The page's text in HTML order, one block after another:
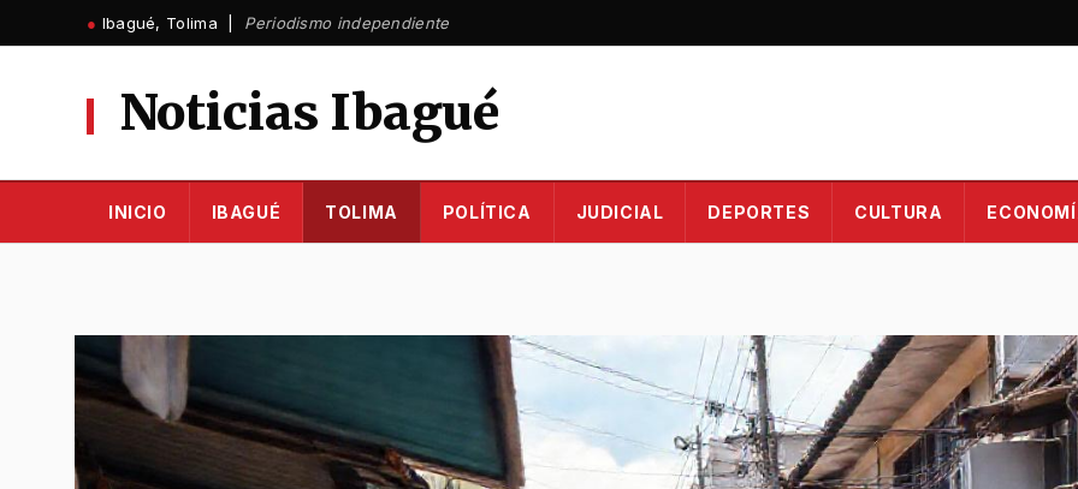
al
● Ibagué, Tolima | Periodismo independiente
Noticias Ibagué
INICIO IBAGUÉ TOLIMA POLÍTICA JUDICIAL DEPORTES CULTURA